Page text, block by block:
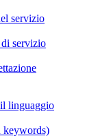
servizio
di servizio
linguaggio
keywords)